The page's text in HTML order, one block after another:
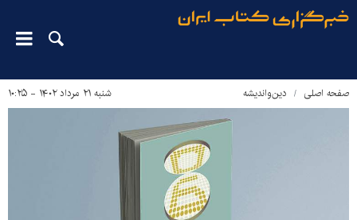
صفحه اصلی دین‌واندیشه شنبه ۲۱ مرداد ۱۴۰۲ - ۱۰:۲۵